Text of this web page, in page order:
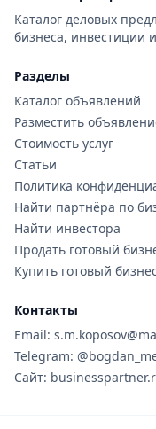
Каталог деловых
бизнеса, инвестиции
Разделы
Каталог объявлений
Разместить
Стоимость услуг
Статьи
Политика
Найти партнёра по
Найти инвестора
Продать готовый
Купить готовый бизнес
Контакты
Email:
Telegram:
Сайт: